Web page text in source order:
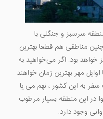
سرسبز و جنگلی با
مناطقی هم قطعا بهترین
خواهد بود. اگر می‌خواهید به
مهر بهترین زمان خواهند
به این کشور ، نهم می یا
در این منطقه بسیار مرطوب
وجود دارد.